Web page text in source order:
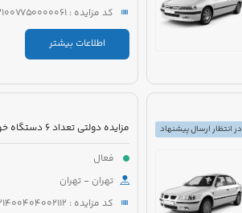
کد مزایده : 5221007750000061
اطلاعات بیشتر
در انتظار ارسال پیشنهاد
فعال
تهران - تهران
کد مزایده : 5421400404002112